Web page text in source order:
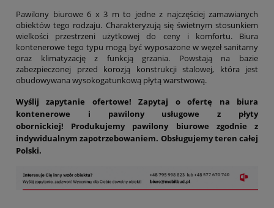
Pawilony biurowe 6 x 3 m to jedne z najczęściej zamawianych
obiektów tego rodzaju. Charakteryzują się świetnym stosunkiem
wielkości przestrzeni użytkowej do ceny i komfortu. Biura
kontenerowe tego typu mogą być wyposażone w węzeł sanitarny
oraz klimatyzację z funkcją grzania. Powstają na bazie
zabezpieczonej przed korozją konstrukcji stalowej, która jest
obudowywana wysokogatunkową płytą warstwową.
Wyślij zapytanie ofertowe! Zapytaj o ofertę na biura
kontenerowe i pawilony usługowe z płyty
obornickiej! Produkujemy pawilony biurowe zgodnie z
indywidualnym zapotrzebowaniem. Obsługujemy teren całej
Polski.